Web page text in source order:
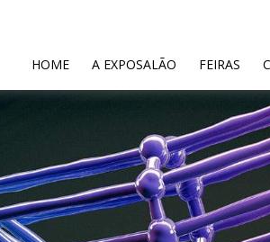
HOME(CURRENT)
A EXPOSALÃO FEIRAS